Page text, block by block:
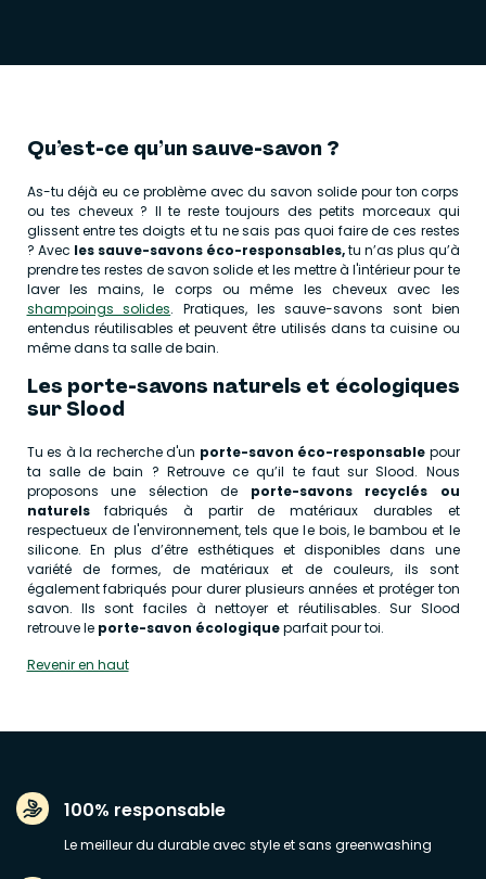
Qu’est-ce qu’un sauve-savon ?
As-tu déjà eu ce problème avec du savon solide pour ton corps
ou tes cheveux ? Il te reste toujours des petits morceaux qui
glissent entre tes doigts et tu ne sais pas quoi faire de ces restes
? Avec les sauve-savons éco-responsables,tu n’as plus qu’à
prendre tes restes de savon solide et les mettre à l'intérieur pour te
laver les mains, le corps ou même les cheveux avec les
shampoings solides. Pratiques, les sauve-savons sont bien
entendus réutilisables et peuvent être utilisés dans ta cuisine ou
même dans ta salle de bain.
Les porte-savons naturels et écologiques
sur Slood
Tu es à la recherche d'un porte-savon éco-responsable pour
ta salle de bain ? Retrouve ce qu’il te faut sur Slood. Nous
proposons une sélection de porte-savons recyclés ou
naturelsfabriqués à partir de matériaux durables et
respectueux de l'environnement, tels que le bois, le bambou et le
silicone. En plus d’être esthétiques et disponibles dans une
variété de formes, de matériaux et de couleurs, ils sont
également fabriqués pour durer plusieurs années et protéger ton
savon. Ils sont faciles à nettoyer et réutilisables. Sur Slood
retrouve le porte-savon écologiqueparfait pour toi.
Revenir en haut
100% responsable
Le meilleur du durable avec style et sans greenwashing